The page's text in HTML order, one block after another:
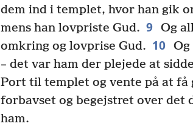
dem ind i templet, hvor han gik
mens han lovpriste Gud. 9 Og
omkring og lovprise Gud. 10 Og
– det var ham der plejede at
Port til templet og vente på at få
forbavset og begejstret over det
ham.